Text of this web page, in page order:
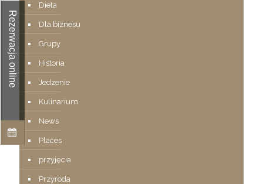
Rezerwacja online
Dieta
Dla biznesu
Grupy
Historia
Jedzenie
Kulinarium
News
Places
przyjęcia
Przyroda